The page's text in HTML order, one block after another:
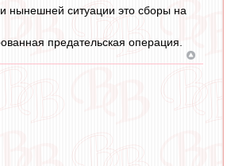
нынешней ситуации это сборы на
предательская операция.